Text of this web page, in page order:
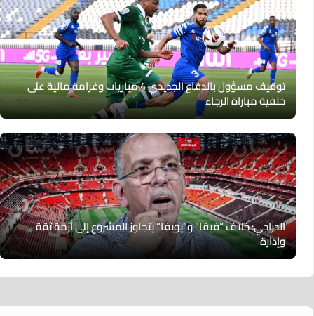
توقيف مسؤول بالدفاع الجديدي 4 مباريات وغرامة مالية على
خلفية مباراة الرجاء
الدراجي: خلاف “فيفا” و”يويفا” يتجاوز المشروع إلى أزمة ثقة
وإدارة